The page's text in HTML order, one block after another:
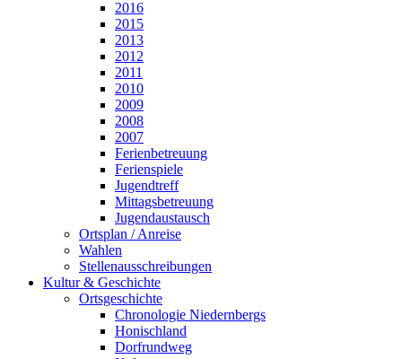
2016
2015
2013
2012
2011
2010
2009
2008
2007
Ferienbetreuung
Ferienspiele
Jugendtreff
Mittagsbetreuung
Jugendaustausch
Ortsplan / Anreise
Wahlen
Stellenausschreibungen
Kultur & Geschichte
Ortsgeschichte
Chronologie Niedernbergs
Honischland
Dorfrundweg